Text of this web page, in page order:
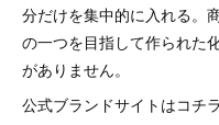
分だけを集中的に入れる。
の一つを目指して作られた
がありません。
公式ブランドサイトはコチラ